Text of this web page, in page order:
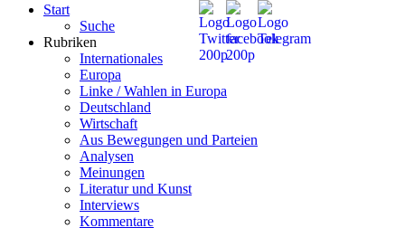
Start
Suche
Rubriken
Internationales
Europa
Linke / Wahlen in Europa
Deutschland
Wirtschaft
Aus Bewegungen und Parteien
Analysen
Meinungen
Literatur und Kunst
Interviews
Kommentare